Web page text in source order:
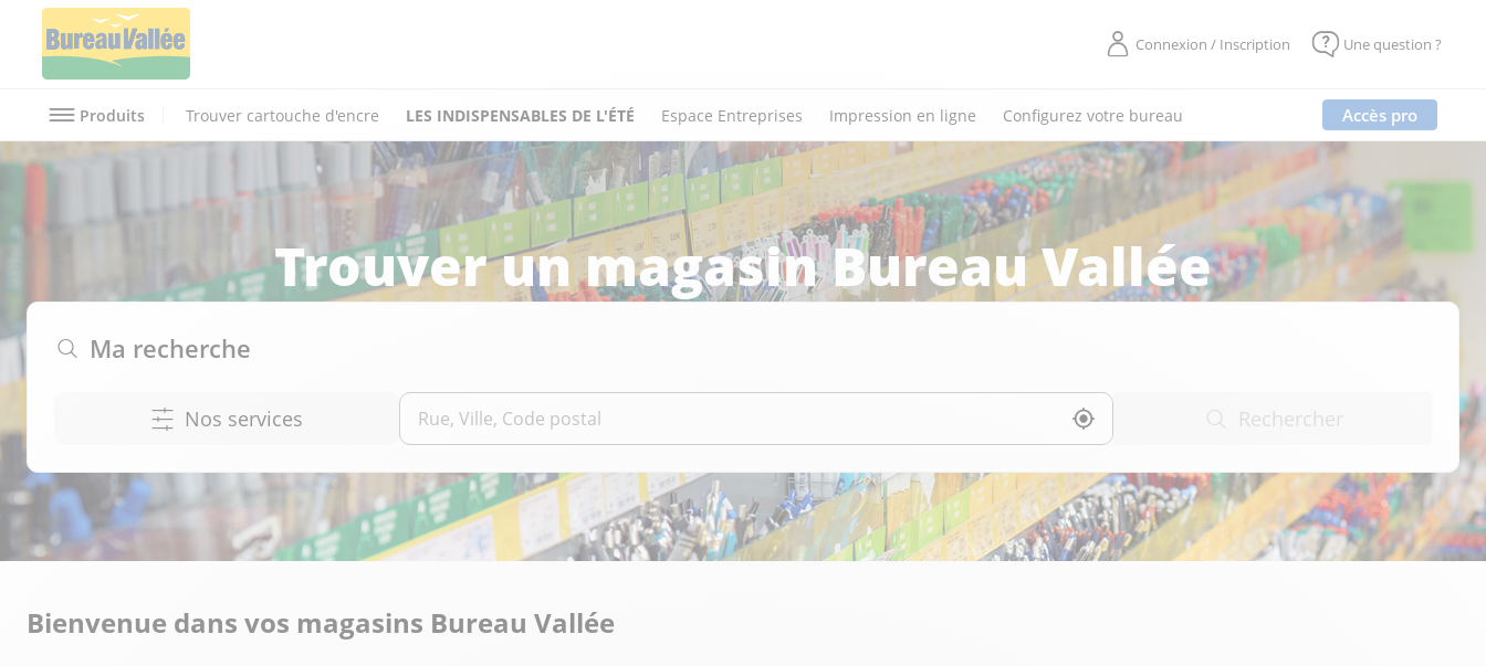
Connexion / Inscription Une question ?
Produits Trouver cartouche d'encre LES INDISPENSABLES DE L'ÉTÉ Espace Entreprises Impression en ligne Configurez votre bureau Accès pro
Trouver un magasin Bureau Vallée
Ma recherche
Nos services Utiliser ma positionRechercher
Bienvenue dans vos magasins Bureau Vallée